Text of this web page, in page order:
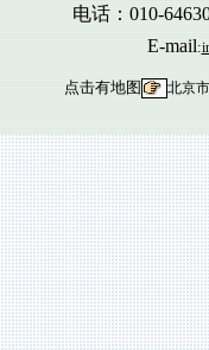
电话：010-
E-mail:
点击有地图 北京